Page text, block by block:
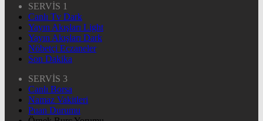
SERVİS 1
Canlı Tv Dark
Yayın Akışları Light
Yayın Akışları Dark
Nöbetçi Eczaneler
Son Dakika
SERVİS 3
Canlı Borsa
Namaz Vakitleri
Puan Durumu